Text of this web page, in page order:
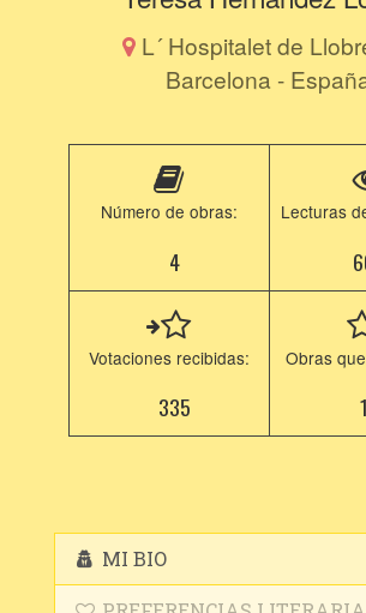
L´ Hospitalet de
Barcelona -
Número de obras:
4
Lecturas
Votaciones recibidas:
335
Obras
MI BIO